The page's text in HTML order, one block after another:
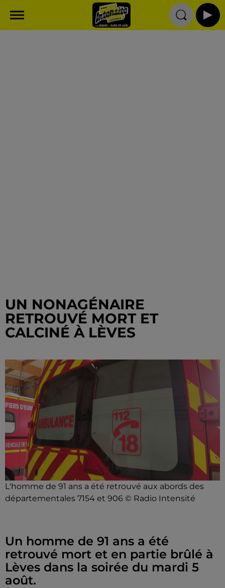
UN NONAGÉNAIRE
RETROUVÉ MORT ET
CALCINÉ À LÈVES
L'homme de 91 ans a été retrouvé aux abords des
départementales 7154 et 906 © Radio Intensité
Un homme de 91 ans a été
retrouvé mort et en partie brûlé à
Lèves dans la soirée du mardi 5
août.